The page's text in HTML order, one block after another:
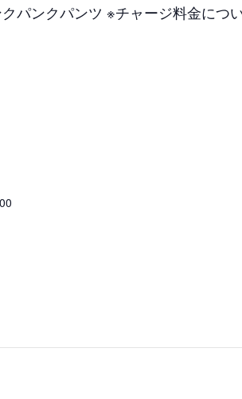
ンクパンツ ※チャージ料金につ